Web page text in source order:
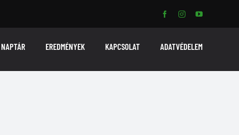
NAPTÁR EREDMÉNYEK KAPCSOLAT ADATVÉDELEM